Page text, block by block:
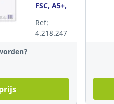
FSC, A5+,
80 vellen
Ref:
4.218.247